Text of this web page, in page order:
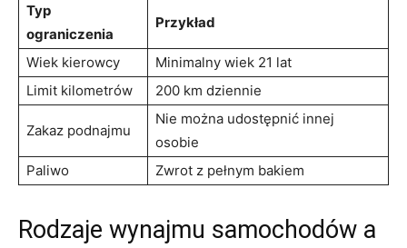
Typ‍
ograniczenia
Przykład
Wiek kierowcy
Minimalny⁣ wiek 21 lat
Limit kilometrów
200 km⁢ dziennie
Zakaz podnajmu
Nie można udostępnić innej
osobie
Paliwo
Zwrot z pełnym bakiem
Rodzaje wynajmu samochodów a